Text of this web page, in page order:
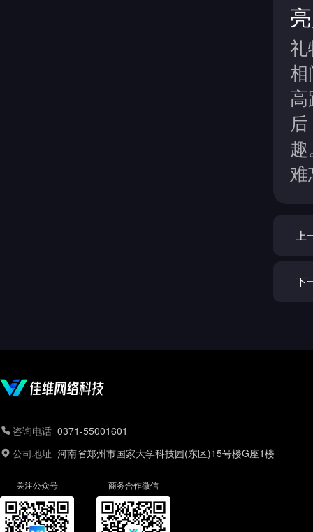
上
下
咨询电话 0371-55001601
公司地址 河南省郑州市国家大学科技园(东区)15号楼G座1楼
关注公众号 商务合作微信